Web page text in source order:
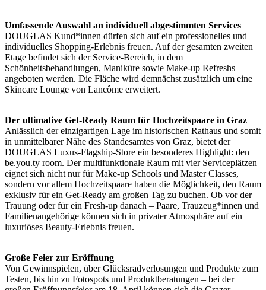
Umfassende Auswahl an individuell abgestimmten Services
DOUGLAS Kund*innen dürfen sich auf ein professionelles und
individuelles Shopping-Erlebnis freuen. Auf der gesamten zweiten
Etage befindet sich der Service-Bereich, in dem
Schönheitsbehandlungen, Maniküre sowie Make-up Refreshs
angeboten werden. Die Fläche wird demnächst zusätzlich um eine
Skincare Lounge von Lancôme erweitert.
Der ultimative Get-Ready Raum für Hochzeitspaare in Graz
Anlässlich der einzigartigen Lage im historischen Rathaus und somit
in unmittelbarer Nähe des Standesamtes von Graz, bietet der
DOUGLAS Luxus-Flagship-Store ein besonderes Highlight: den
be.you.ty room. Der multifunktionale Raum mit vier Serviceplätzen
eignet sich nicht nur für Make-up Schools und Master Classes,
sondern vor allem Hochzeitspaare haben die Möglichkeit, den Raum
exklusiv für ein Get-Ready am großen Tag zu buchen. Ob vor der
Trauung oder für ein Fresh-up danach – Paare, Trauzeug*innen und
Familienangehörige können sich in privater Atmosphäre auf ein
luxuriöses Beauty-Erlebnis freuen.
Große Feier zur Eröffnung
Von Gewinnspielen, über Glücksradverlosungen und Produkte zum
Testen, bis hin zu Fotospots und Produktberatungen – bei der